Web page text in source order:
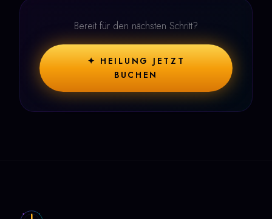
Bereit für den nächsten Schritt?
✦ HEILUNG JETZT
BUCHEN